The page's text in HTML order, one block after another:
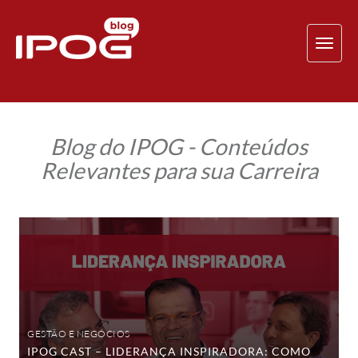
Blog do IPOG - Conteúdos
Relevantes para sua Carreira
IPOG
Cast
Inspiradora:
líderes
verdade
deixam
um
legado
GESTÃO E NEGÓCIOS
IPOG CAST – LIDERANÇA INSPIRADORA: COMO